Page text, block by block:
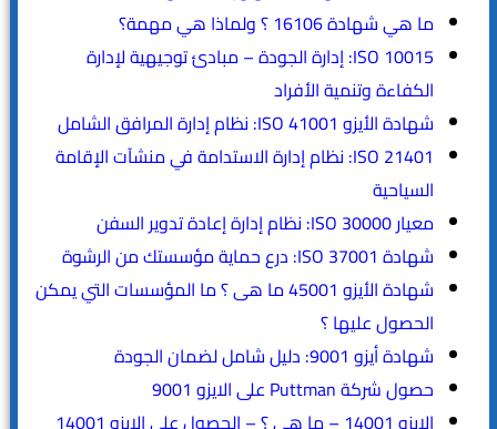
ما هي شهادة 16106 ؟ ولماذا هي مهمة؟
ISO 10015: إدارة الجودة – مبادئ توجيهية لإدارة
الكفاءة وتنمية الأفراد
شهادة الأيزو ISO 41001: نظام إدارة المرافق الشامل
ISO 21401: نظام إدارة الاستدامة في منشآت الإقامة
السياحية
معيار ISO 30000: نظام إدارة إعادة تدوير السفن
شهادة ISO 37001: درع حماية مؤسستك من الرشوة
شهادة الأيزو 45001 ما هى ؟ ما المؤسسات التي يمكن
الحصول عليها ؟
شهادة أيزو 9001: دليل شامل لضمان الجودة
حصول شركة Puttman على الايزو 9001